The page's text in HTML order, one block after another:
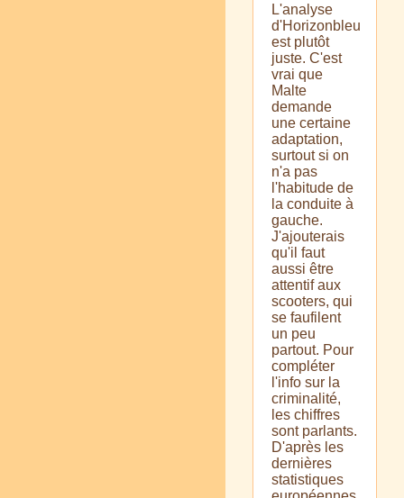
L'analyse
d'Horizonbleu
est plutôt
juste. C'est
vrai que
Malte
demande
une certaine
adaptation,
surtout si on
n'a pas
l'habitude de
la conduite à
gauche.
J'ajouterais
qu'il faut
aussi être
attentif aux
scooters, qui
se faufilent
un peu
partout. Pour
compléter
l'info sur la
criminalité,
les chiffres
sont parlants.
D'après les
dernières
statistiques